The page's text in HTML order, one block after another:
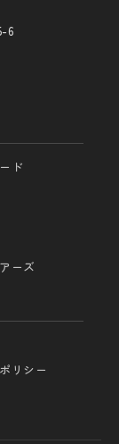
6
ド
ーズ
リシー